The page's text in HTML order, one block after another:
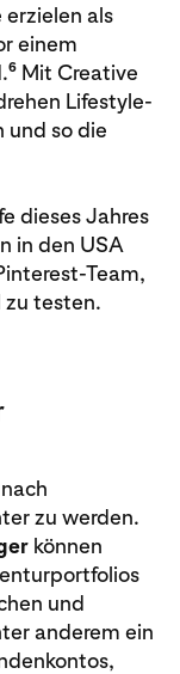
erzielen als
einem
6 Mit Creative
Lifestyle-
und so die
dieses Jahres
in den USA
Team,
zu testen.
zu werden.
können
und
anderem ein